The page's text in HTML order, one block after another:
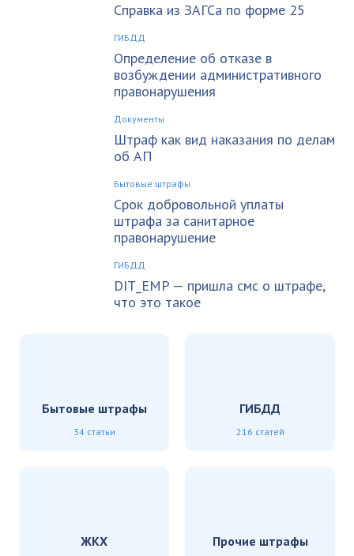
Справка из ЗАГСа по форме 25
ГИБДД
Определение об отказе в
возбуждении административного
правонарушения
Документы
Штраф как вид наказания по делам
об АП
Бытовые штрафы
Срок добровольной уплаты
штрафа за санитарное
правонарушение
ГИБДД
DIT_EMP — пришла смс о штрафе,
что это такое
Бытовые штрафы
34 статьи
ГИБДД
216 статей
ЖКХ Прочие штрафы